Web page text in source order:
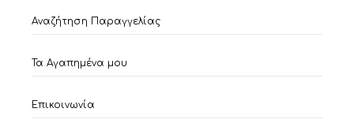
Αναζήτηση Παραγγελίας
Τα Αγαπημένα μου
Επικοινωνία